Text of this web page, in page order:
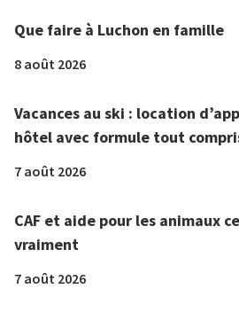
Que faire à Luchon en famille
8 août 2026
Vacances au ski : location
hôtel avec formule tout
7 août 2026
CAF et aide pour les animaux
vraiment
7 août 2026